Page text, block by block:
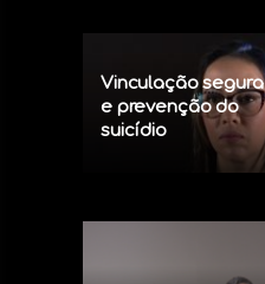
Vinculação segura
e prevenção do
suicídio